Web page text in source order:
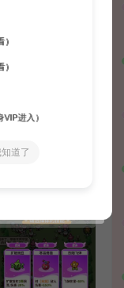
进入）
道了